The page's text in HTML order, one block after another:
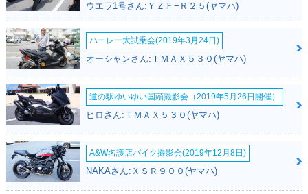
2022年 YZF-R7・新
2022年 YZF-R7
1999年 YZF-R7（O
YZF-R7（OW-0
2）・その他
ウエラ1号さん:ＹＺＦ−Ｒ２５(ヤマハ)
ハーレー大試乗会(2019年3月24日)
オーシャンさん:ＴＭＡＸ５３０(ヤマハ)
道の駅ゆいゆい国頭撮影会（2019年5月26日開催）
ヒロさん:ＴＭＡＸ５３０(ヤマハ)
A&W名護店バイク撮影会(2019年12月8日)
NAKAさん:ＸＳＲ９００(ヤマハ)